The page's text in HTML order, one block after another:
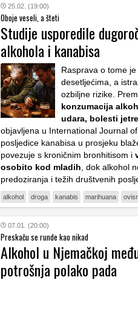
25.02. (19:00)
Oboje veseli, a šteti
Studije usporedile
alkohola i kanabisa
Rasprava o tome
desetljećima, a
ozbiljne rizike.
konzumacija
udara, bolesti jetre
objavljena u International Journal
posljedice kanabisa u prosjeku
povezuje s kroničnim bronhitisom i
osobito kod mladih , dok alkohol
predoziranja i težih društvenih
alkohol droga kanabis marihuana
07.01. (20:00)
Preskaču se runde kao nikad
Alkohol u Njemačkoj
potrošnja polako pada